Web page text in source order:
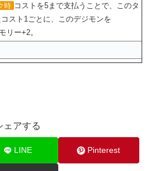
時 コストを5まで支払うことで、このタ
スト1ごとに、このデジモンを
リー+2。
ェアする
LINE Pinterest